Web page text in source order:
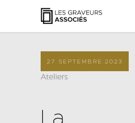
27 SEPTEMBRE 2023
Ateliers
La
LES GRAVEURS
ACCUEIL
À PROPOS
ACTUALITÉS